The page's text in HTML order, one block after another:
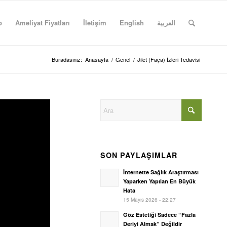
Ameliyat Fiyatları İletişim English العربية
Buradasınız: Anasayfa / Genel / Jilet (Faça) İzleri Tedavisi
SON PAYLAŞIMLAR
İnternette Sağlık Araştırması
Yaparken Yapılan En Büyük
Hata
15 Mayıs 2026 - 22:27
Göz Estetiği Sadece “Fazla
Deriyi Almak” Değildir